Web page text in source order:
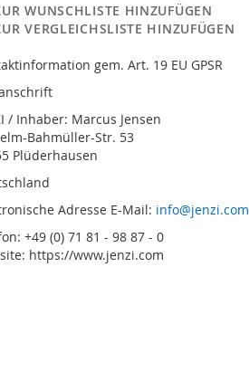
WUNSCHLISTE HINZUFÜGEN
VERGLEICHSLISTE HINZUFÜGEN
gem. Art. 19 EU GPSR
/ Inhaber: Marcus Jensen
Bahmüller-Str. 53
Plüderhausen
Adresse E-Mail: info@jenzi.com
+49 (0) 71 81 - 98 87 - 0
https://www.jenzi.com